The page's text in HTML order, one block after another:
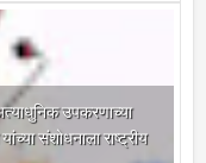
उपकरणाच्या
संशोधनाला राष्ट्रीय